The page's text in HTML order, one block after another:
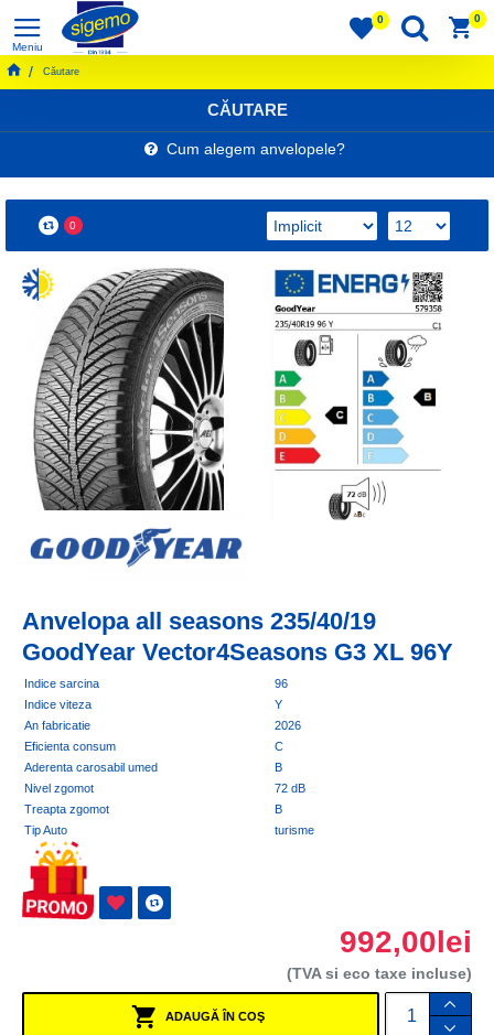
0 0
Căutare
CĂUTARE
Cum alegem anvelopele?
0
Anvelopa all seasons 235/40/19
GoodYear Vector4Seasons G3 XL 96Y
Indice sarcina
96
Indice viteza
Y
An fabricatie
2026
Eficienta consum
C
Aderenta carosabil umed
B
Nivel zgomot
72 dB
Treapta zgomot
B
Tip Auto
turisme
992,00lei
(TVA si eco taxe incluse)
ADAUGĂ ÎN COŞ